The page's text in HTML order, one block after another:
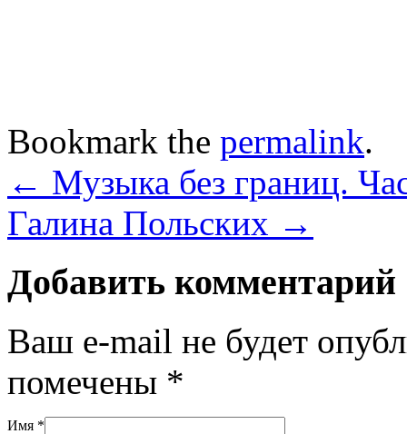
Bookmark the permalink.
← Музыка без границ.
Галина Польских →
Добавить комментарий
Ваш e-mail не будет
помечены *
Имя *